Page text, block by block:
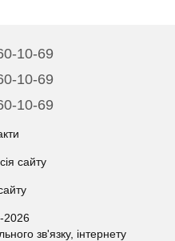
10-69
10-69
10-69
сайту
2026
зв'язку, інтернету